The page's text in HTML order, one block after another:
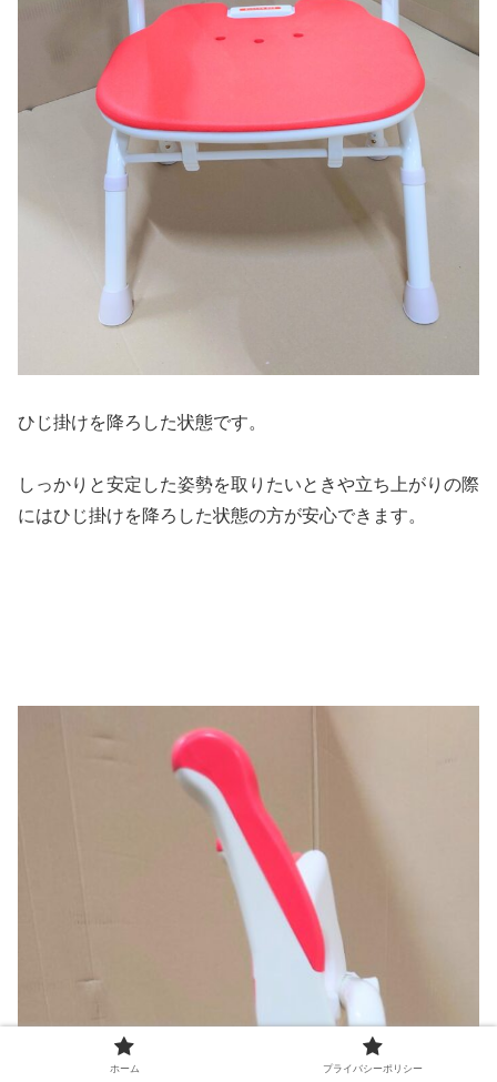
ひじ掛けを降ろした状態です。
しっかりと安定した姿勢を取りたいときや立ち上がりの際
にはひじ掛けを降ろした状態の方が安心できます。
ホーム プライバシーポリシー